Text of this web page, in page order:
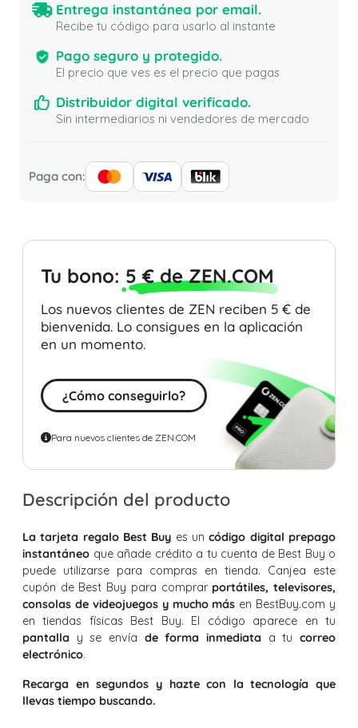
Entrega instantánea por email.
Recibe tu código para usarlo al instante
Pago seguro y protegido.
El precio que ves es el precio que pagas
Distribuidor digital verificado.
Sin intermediarios ni vendedores de mercado
Paga con:
Tu bono: 5 € de ZEN.COM
Los nuevos clientes de ZEN reciben 5 € de
bienvenida. Lo consigues en la aplicación
en un momento.
¿Cómo conseguirlo?
Para nuevos clientes de ZEN.COM
Descripción del producto
La tarjeta regalo Best Buy es uncódigo digital prepago
instantáneo que añade crédito a tu cuenta de Best Buy o
puede utilizarse para compras en tienda. Canjea este
cupón de Best Buy para comprar portátiles, televisores,
consolas de videojuegos y mucho más en BestBuy.com y
en tiendas físicas Best Buy. El código aparece en tu
pantalla y se envía de forma inmediata a tucorreo
electrónico.
Recarga en segundos y hazte con la tecnología que
llevas tiempo buscando.